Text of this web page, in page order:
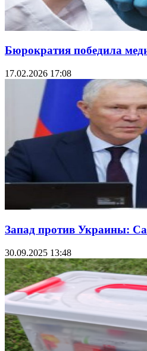
Бюрократия победила
17.02.2026 17:08
Запад против Украины:
30.09.2025 13:48